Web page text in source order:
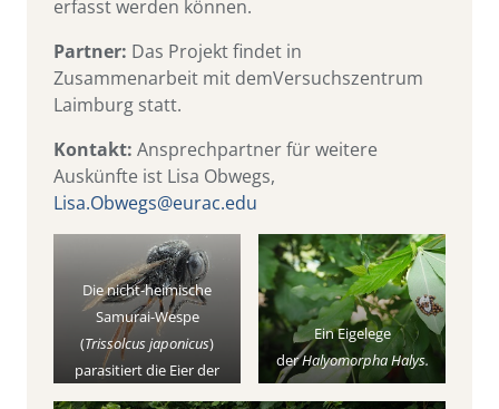
erfasst werden können.
Partner: Das Projekt findet in
Zusammenarbeit mit demVersuchszentrum
Laimburg statt.
Kontakt: Ansprechpartner für weitere
Auskünfte ist Lisa Obwegs,
Lisa.Obwegs@eurac.edu
Die nicht-heimische
Samurai-Wespe
(Trissolcus japonicus)
parasitiert die Eier der
marmorierten
Ein Eigelege
derHalyomorpha Halys.